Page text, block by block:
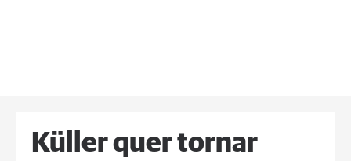
Küller quer tornar